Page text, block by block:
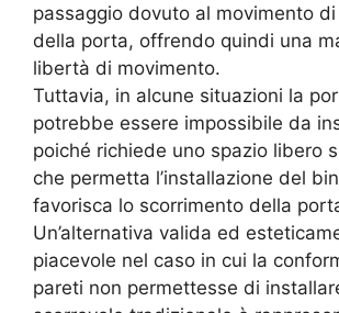
passaggio dovuto al movimento
della porta, offrendo quindi una
libertà di movimento.
Tuttavia, in alcune situazioni la
potrebbe essere impossibile da
poiché richiede uno spazio libero
che permetta l’installazione del
favorisca lo scorrimento della
Un’alternativa valida ed
piacevole nel caso in cui la
pareti non permettesse di